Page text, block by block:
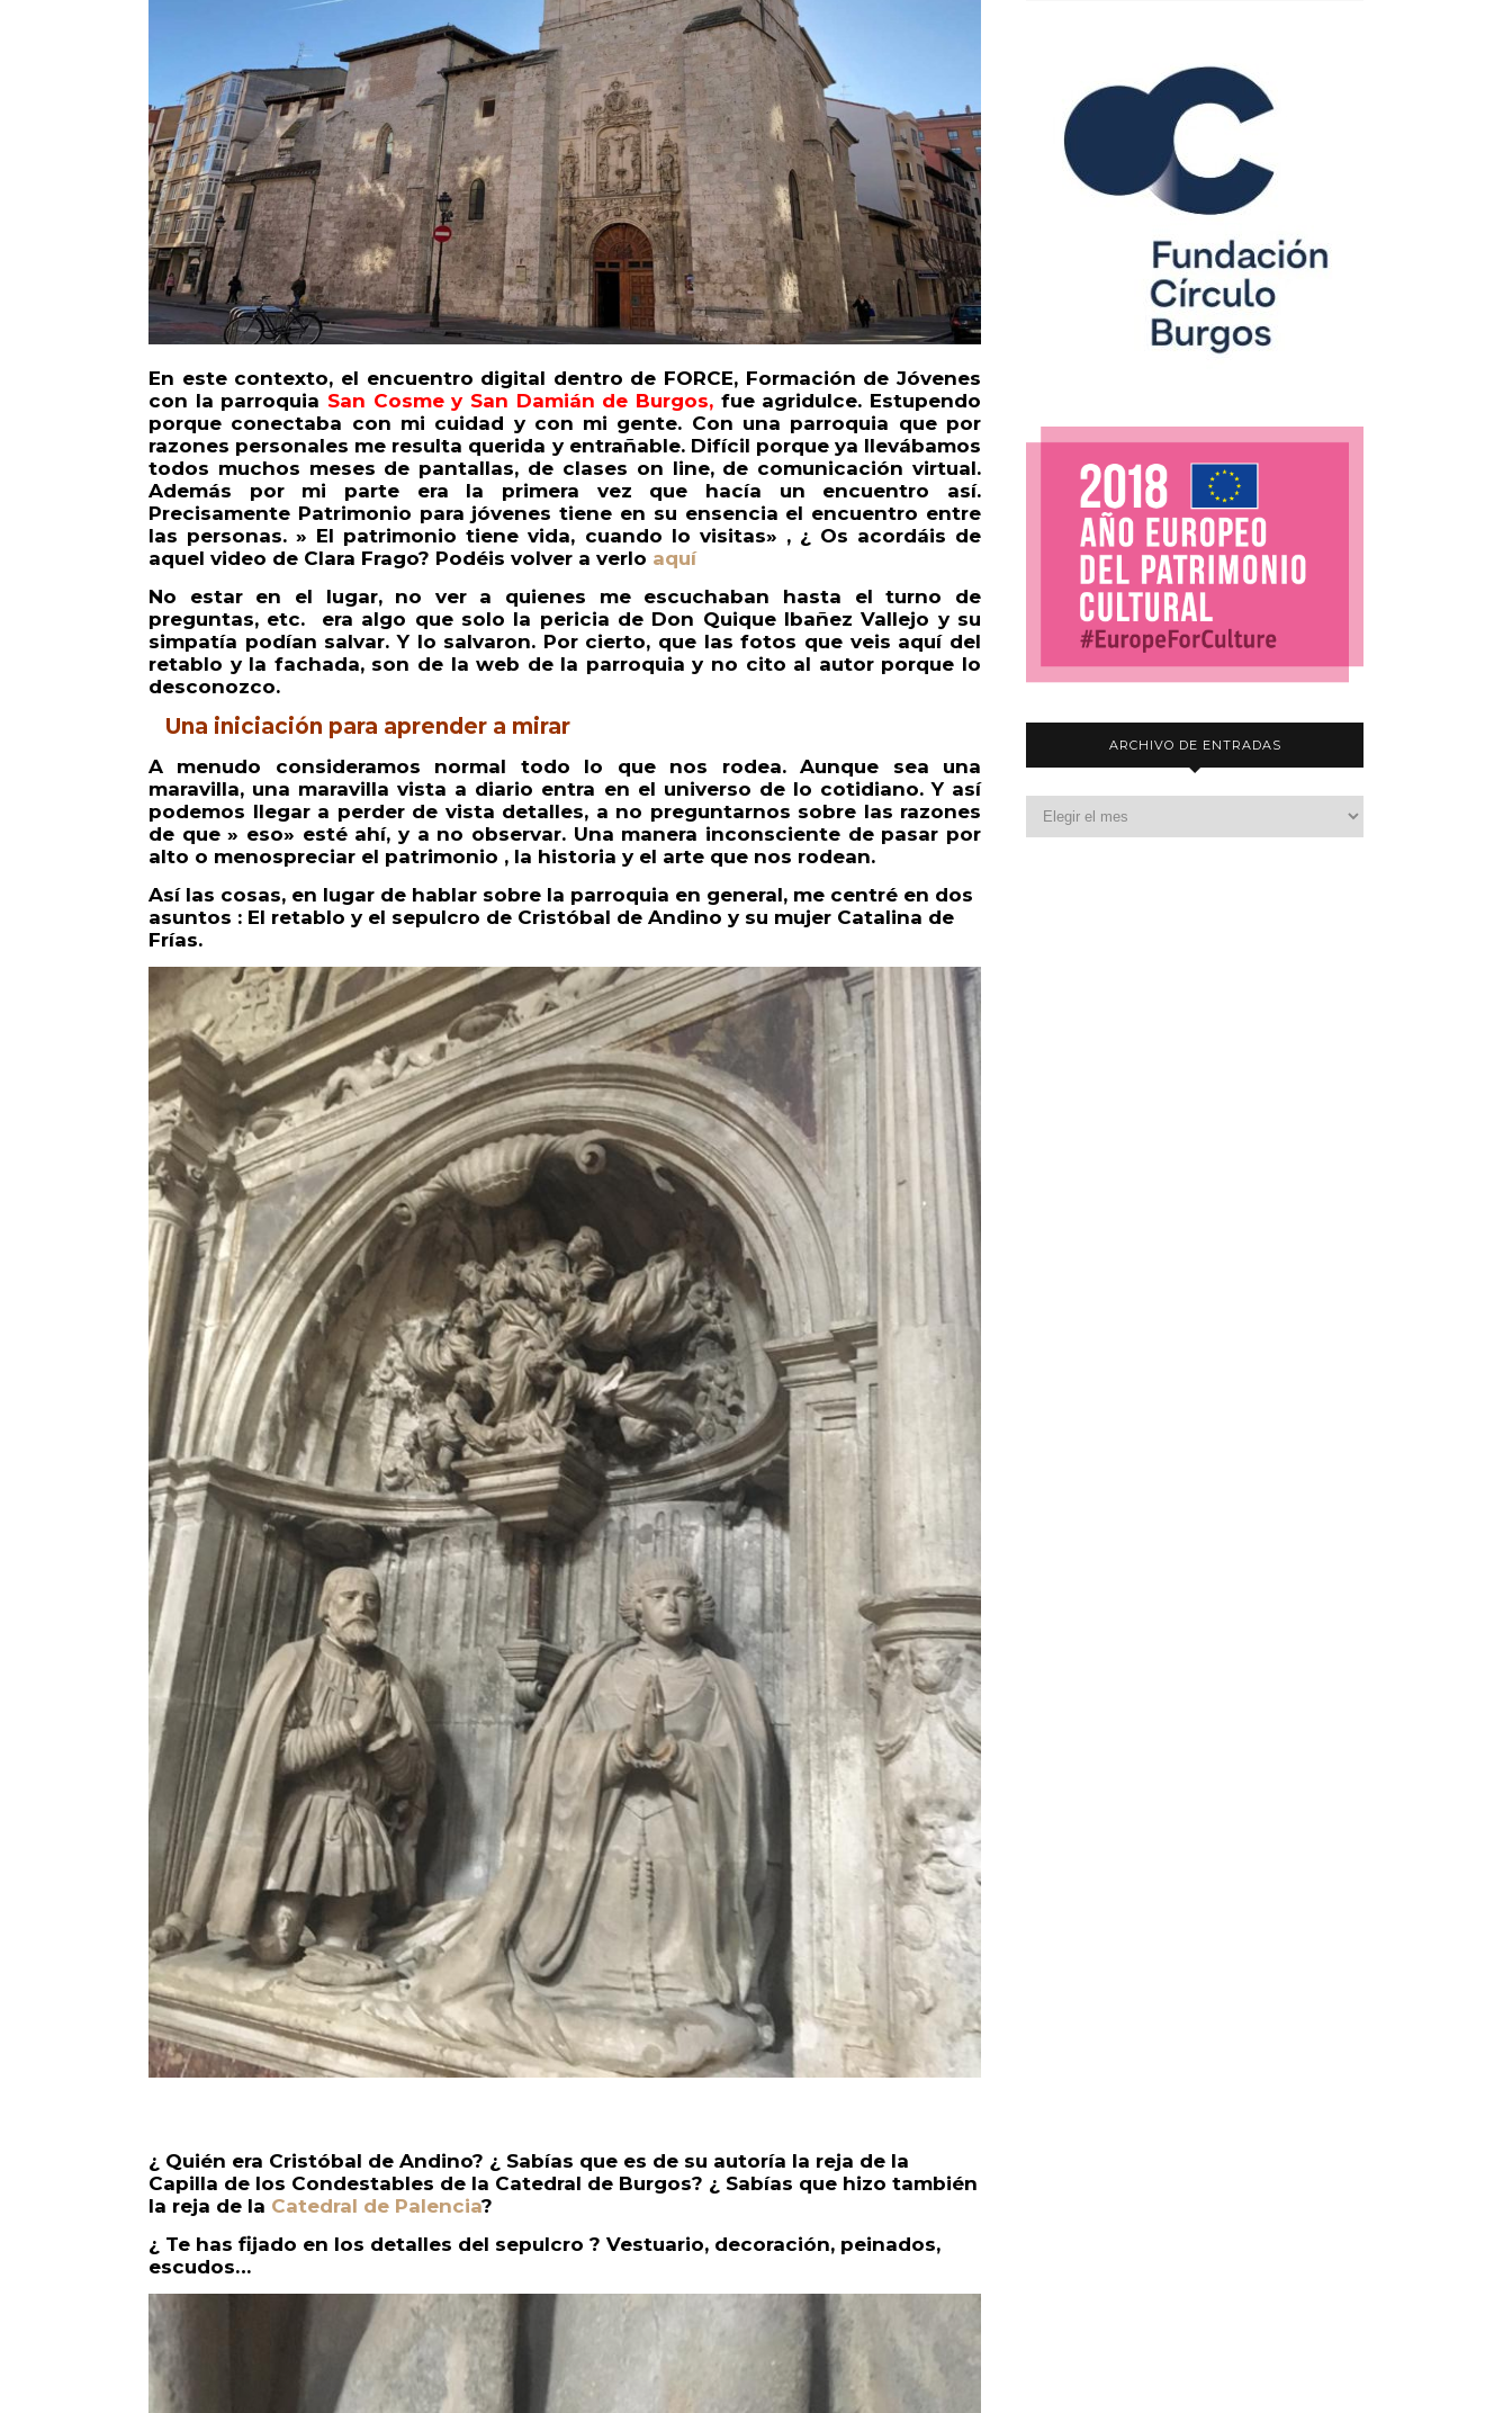
En este contexto, el encuentro digital dentro de FORCE, Formación de Jóvenes
con la parroquia San Cosme y San Damián de Burgos, fue agridulce. Estupendo
porque conectaba con mi cuidad y con mi gente. Con una parroquia que por
razones personales me resulta querida y entrañable. Difícil porque ya llevábamos
todos muchos meses de pantallas, de clases on line, de comunicación virtual.
Además por mi parte era la primera vez que hacía un encuentro así.
Precisamente Patrimonio para jóvenes tiene en su ensencia el encuentro entre
las personas. » El patrimonio tiene vida, cuando lo visitas» , ¿ Os acordáis de
aquel video de Clara Frago? Podéis volver a verlo aquí
No estar en el lugar, no ver a quienes me escuchaban hasta el turno de
preguntas, etc. era algo que solo la pericia de Don Quique Ibañez Vallejo y su
simpatía podían salvar. Y lo salvaron. Por cierto, que las fotos que veis aquí del
retablo y la fachada, son de la web de la parroquia y no cito al autor porque lo
desconozco.
Una iniciación para aprender a mirar
A menudo consideramos normal todo lo que nos rodea. Aunque sea una
maravilla, una maravilla vista a diario entra en el universo de lo cotidiano. Y así
podemos llegar a perder de vista detalles, a no preguntarnos sobre las razones
de que » eso» esté ahí, y a no observar. Una manera inconsciente de pasar por
alto o menospreciar el patrimonio , la historia y el arte que nos rodean.
Así las cosas, en lugar de hablar sobre la parroquia en general, me centré en dos
asuntos : El retablo y el sepulcro de Cristóbal de Andino y su mujer Catalina de
Frías.
¿ Quién era Cristóbal de Andino? ¿ Sabías que es de su autoría la reja de la
Capilla de los Condestables de la Catedral de Burgos? ¿ Sabías que hizo también
la reja de la Catedral de Palencia?
¿ Te has fijado en los detalles del sepulcro ? Vestuario, decoración, peinados,
escudos…
ARCHIVO DE ENTRADAS